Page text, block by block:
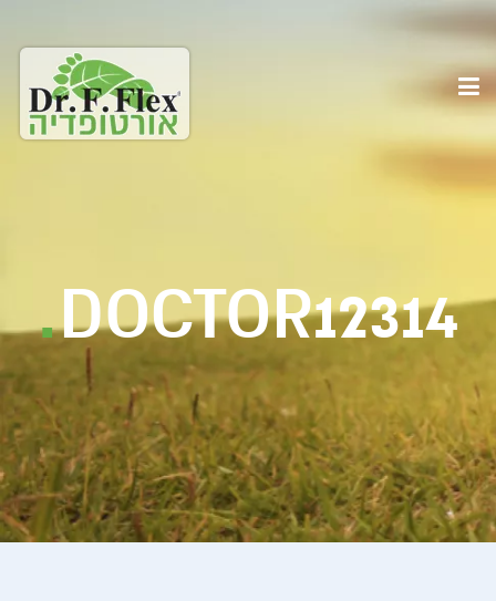
DOCTOR12314
.